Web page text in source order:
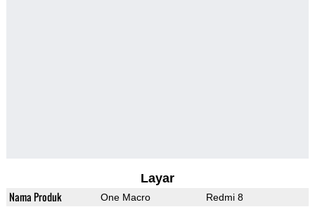
Layar
Nama Produk One Macro Redmi 8